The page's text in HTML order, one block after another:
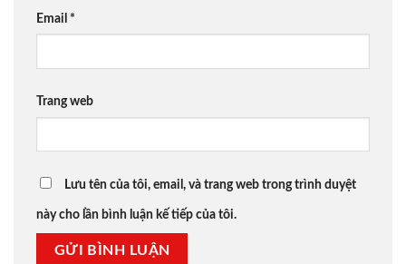
Email *
Trang web
Lưu tên của tôi, email, và trang web trong trình duyệt
này cho lần bình luận kế tiếp của tôi.